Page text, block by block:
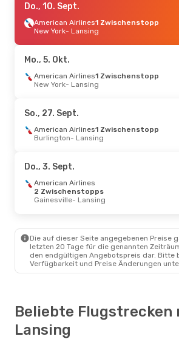
Mo., 7. Sept.- Mo., 14. Sept.
American Airlines1 Zwischenstopp
London- Lansing
2 Zwischenstopps
Lansing- London
Do., 10. Sept.
American Airlines1 Zwischenstopp
New York- Lansing
Mo., 5. Okt.
American Airlines1 Zwischenstopp
New York- Lansing
So., 27. Sept.
American Airlines1 Zwischenstopp
Burlington- Lansing
Do., 3. Sept.
American Airlines
2 Zwischenstopps
Gainesville- Lansing
Die auf dieser Seite angegebenen Preise
letzten 20 Tage für die genannten
den endgültigen Angebotspreis dar. Bitte
Verfügbarkeit und Preise Änderungen
Beliebte Flugstrecken
Lansing